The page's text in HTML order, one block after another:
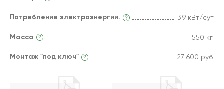
Потребление электроэнергии. 3.9 кВт/сут
Масса 550 кг.
Монтаж "под ключ" 27 600 руб.